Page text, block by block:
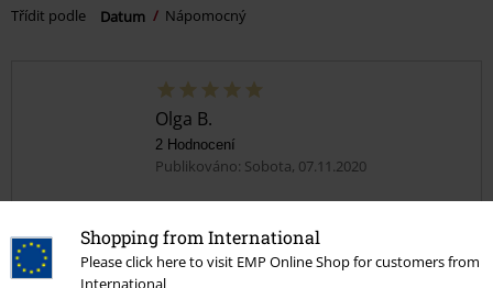
Shopping from International
Please click here to visit EMP Online Shop for customers from
International
Třídit podle
Datum Nápomocný
Olga B.
2 Hodnocení
Publikováno: Sobota, 07.11.2020
Perfektně mi šaty padly, jsem velmi spokojená